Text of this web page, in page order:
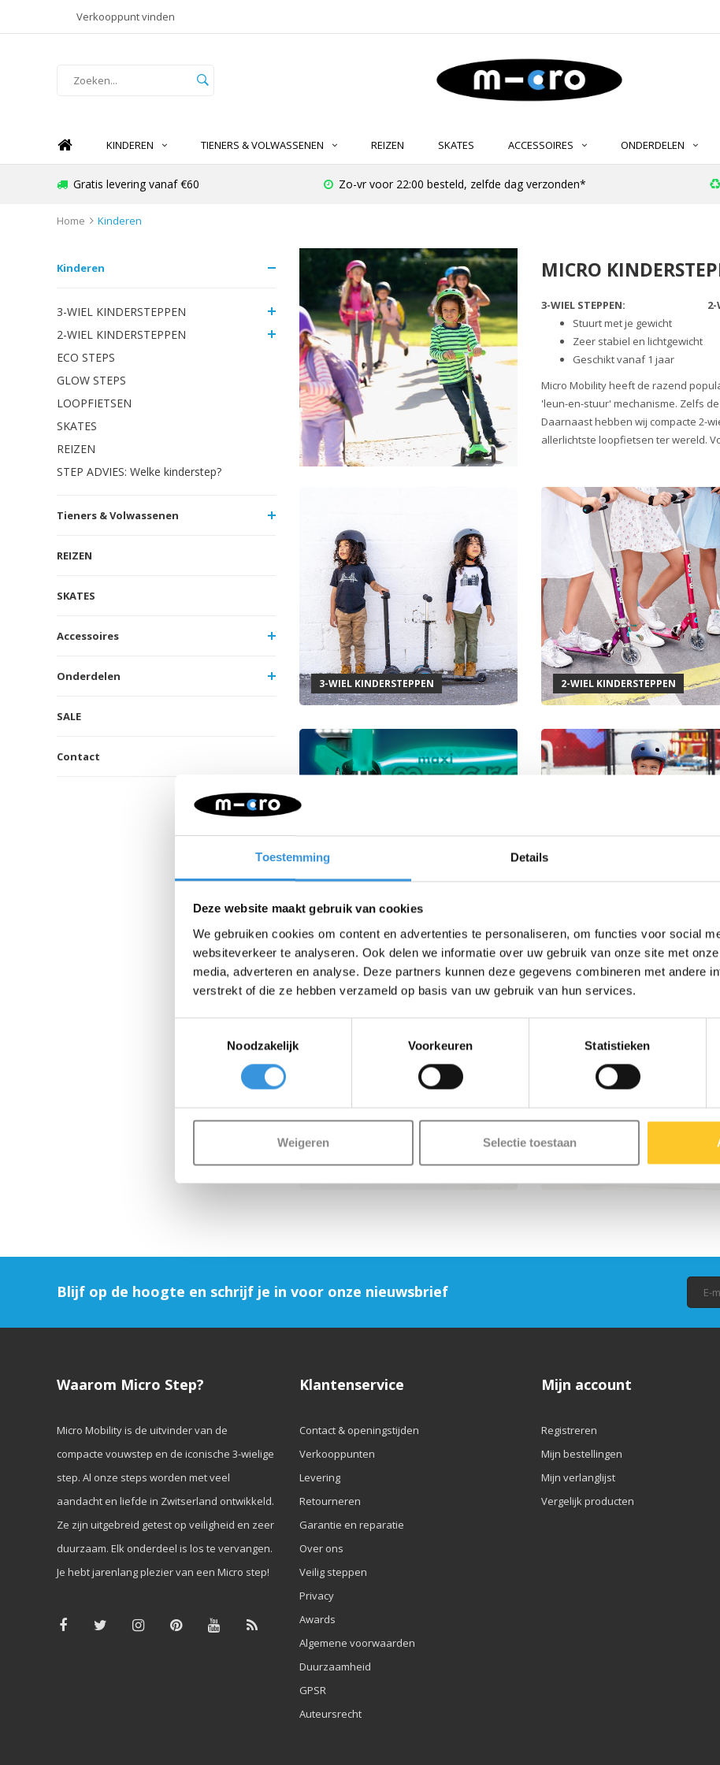
Toestemming Details
Deze website maakt gebruik van cookies
We gebruiken cookies om content en advertenties te personaliseren, om functies voor social
websiteverkeer te analyseren. Ook delen we informatie over uw gebruik van onze site met
media, adverteren en analyse. Deze partners kunnen deze gegevens combineren met andere
verstrekt of die ze hebben verzameld op basis van uw gebruik van hun services.
Noodzakelijk
Voorkeuren Statistieken
Weigeren Selectie toestaan
Verkooppunt vinden
KINDEREN TIENERS & VOLWASSENEN REIZEN SKATES ACCESSOIRES ONDERDELEN
Gratis levering vanaf €60 Zo-vr voor 22:00 besteld, zelfde dag verzonden*
Home Kinderen
Kinderen
3-WIEL KINDERSTEPPEN
2-WIEL KINDERSTEPPEN
ECO STEPS
GLOW STEPS
LOOPFIETSEN
SKATES
REIZEN
STEP ADVIES: Welke kinderstep?
Tieners & Volwassenen
REIZEN
SKATES
Accessoires
Onderdelen
SALE
Contact
MICRO
3-WIEL STEPPEN:
Stuurt met je gewicht
Zeer stabiel en lichtgewicht
Geschikt vanaf 1 jaar
2-
Micro Mobility heeft de razend
'leun-en-stuur' mechanisme. Zelfs
Daarnaast hebben wij compacte 2-
allerlichtste loopfietsen ter wereld.
3-WIEL KINDERSTEPPEN 2-WIEL KINDERSTEPPEN
LOOPFIETSEN
REIZEN STEP ADVIES: WELKE
Blijf op de hoogte en schrijf je in voor onze nieuwsbrief
Waarom Micro Step?
Micro Mobility is de uitvinder van de
compacte vouwstep en de iconische 3-wielige
step. Al onze steps worden met veel
aandacht en liefde in Zwitserland ontwikkeld.
Ze zijn uitgebreid getest op veiligheid en zeer
duurzaam. Elk onderdeel is los te vervangen.
Je hebt jarenlang plezier van een Micro step!
Klantenservice
Contact & openingstijden
Verkooppunten
Levering
Retourneren
Garantie en reparatie
Over ons
Veilig steppen
Privacy
Awards
Algemene voorwaarden
Duurzaamheid
GPSR
Auteursrecht
Mijn account
Registreren
Mijn bestellingen
Mijn verlanglijst
Vergelijk producten